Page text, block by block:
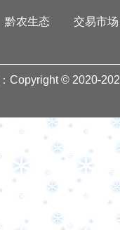
黔农生态 交易市场
Copyright © 2020-